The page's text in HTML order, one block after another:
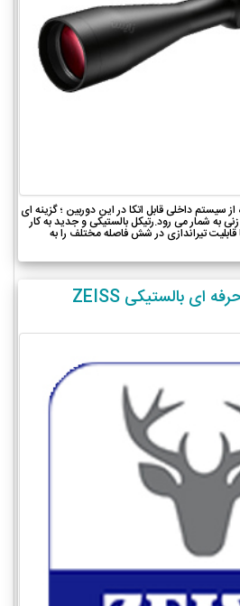
سیستم داخلی قابل اتکا در این دوربین ؛ گزینه ای
به شمار می رود.رتیکل بالستیکی و جدید به کار
تیراندازی در شش فاصله مختلف را به
نرم افزار محاسبه کننده حرفه ای بالستیکی ZEISS